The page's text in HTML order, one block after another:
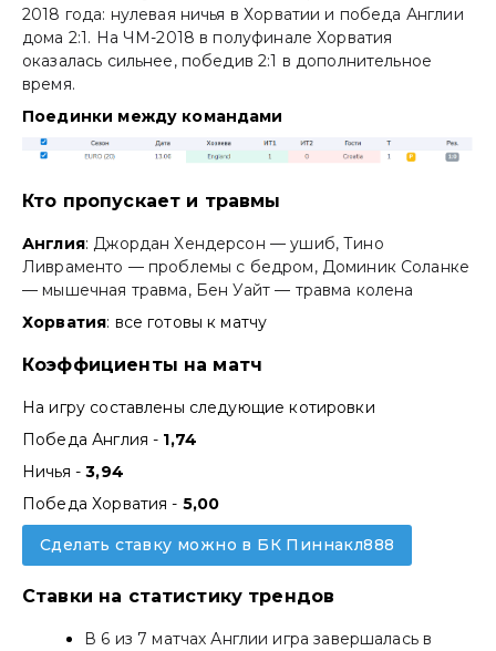
2018 года: нулевая ничья в Хорватии и победа Англии
дома 2:1. На ЧМ-2018 в полуфинале Хорватия
оказалась сильнее, победив 2:1 в дополнительное
время.
Поединки между командами
Кто пропускает и травмы
Англия: Джордан Хендерсон — ушиб, Тино
Ливраменто — проблемы с бедром, Доминик Соланке
— мышечная травма, Бен Уайт — травма колена
Хорватия: все готовы к матчу
Коэффициенты на матч
На игру составлены следующие котировки
Победа Англия - 1,74
Ничья -3,94
Победа Хорватия - 5,00
Сделать ставку можно в БК Пиннакл888
Ставки на статистику трендов
В 6 из 7 матчах Англии игра завершалась в